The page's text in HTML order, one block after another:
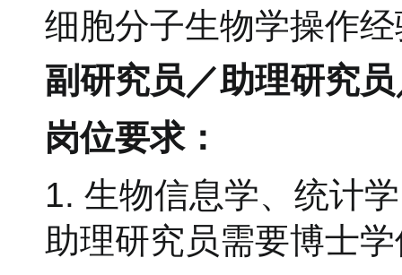
细胞分子生物学操作
副研究员／助理研究
岗位要求：
1. 生物信息学、统计
助理研究员需要博士